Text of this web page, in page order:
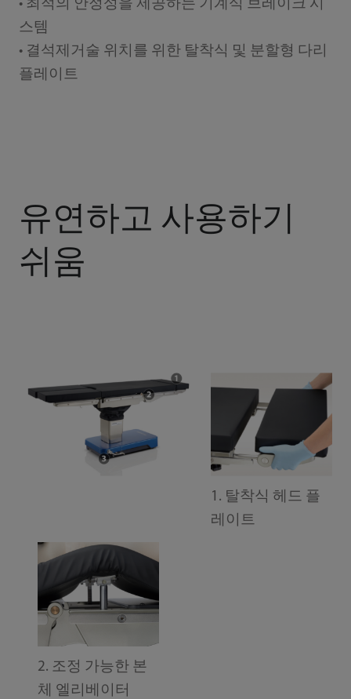
• 최적의 안정성을 제공하는 기계식 브레이크 시
스템
• 결석제거술 위치를 위한 탈착식 및 분할형 다리
플레이트
유연하고 사용하기
쉬움
1. 탈착식 헤드 플
레이트
2. 조정 가능한 본
체 엘리베이터